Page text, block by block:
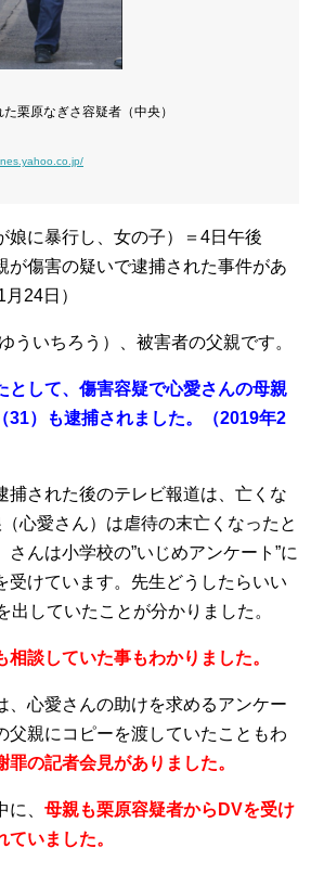
栗原なぎさ容疑者（中央）
娘に暴行し、女の子）＝4日午後
が傷害の疑いで逮捕された事件があ
24日）
ういちろう）、被害者の父親です。
として、傷害容疑で心愛さんの母親
31）も逮捕されました。（2019年2
捕された後のテレビ報道は、亡くな
心愛さん）は虐待の末亡くなったと
んは小学校の”いじめアンケート”に
受けています。先生どうしたらいい
出していたことが分かりました。
相談していた事もわかりました。
、心愛さんの助けを求めるアンケー
父親にコピーを渡していたこともわ
罪の記者会見がありました。
、 母親も栗原容疑者からDVを受け
いました。